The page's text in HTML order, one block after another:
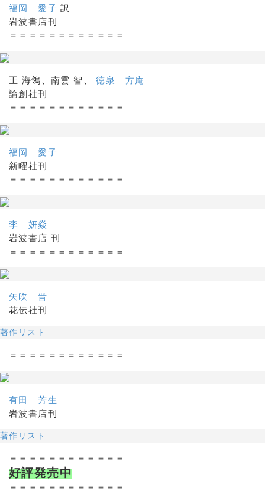
福岡 愛子 訳
岩波書店刊
＝＝＝＝＝＝＝＝＝＝＝＝
王 海鴒、南雲 智、徳泉 方庵
論創社刊
＝＝＝＝＝＝＝＝＝＝＝＝
福岡 愛子
新曜社刊
＝＝＝＝＝＝＝＝＝＝＝＝
李 妍焱
岩波書店 刊
＝＝＝＝＝＝＝＝＝＝＝＝
矢吹 晋
花伝社刊
著作リスト
＝＝＝＝＝＝＝＝＝＝＝＝
有田 芳生
岩波書店刊
著作リスト
＝＝＝＝＝＝＝＝＝＝＝＝
好評発売中
＝＝＝＝＝＝＝＝＝＝＝＝